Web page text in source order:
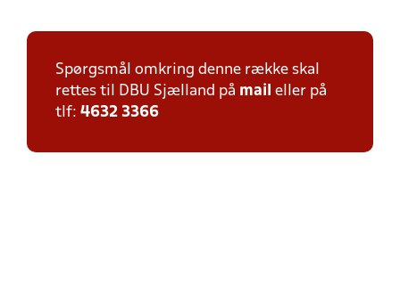
Spørgsmål omkring denne række skal
rettes til DBU Sjælland på mail eller på
tlf: 4632 3366